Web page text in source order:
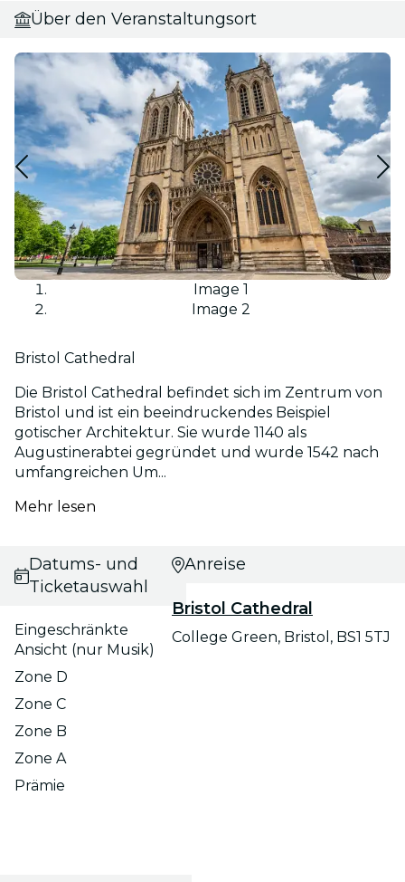
Über den Veranstaltungsort
Image 1
Image 2
Bristol Cathedral
Die Bristol Cathedral befindet sich im Zentrum von
Bristol und ist ein beeindruckendes Beispiel
gotischer Architektur. Sie wurde 1140 als
Augustinerabtei gegründet und wurde 1542 nach
umfangreichen Um...
Mehr lesen
Datums- und
Ticketauswahl
Eingeschränkte
Ansicht (nur Musik)
Zone D
Zone C
Zone B
Zone A
Prämie
Anreise
Bristol Cathedral
College Green, Bristol, BS1 5TJ